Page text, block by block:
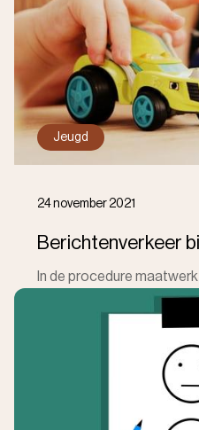
24 november 2021
Berichtenverkeer
Jeugd